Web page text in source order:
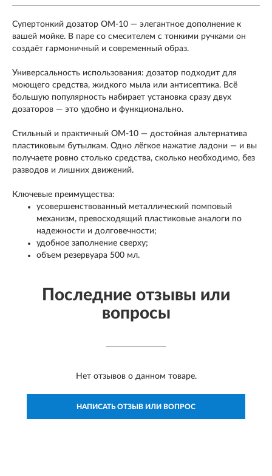
Супертонкий дозатор OM-10 — элегантное дополнение к
вашей мойке. В паре со смесителем с тонкими ручками он
создаёт гармоничный и современный образ.
Универсальность использования: дозатор подходит для
моющего средства, жидкого мыла или антисептика. Всё
большую популярность набирает установка сразу двух
дозаторов — это удобно и функционально.
Стильный и практичный OM-10 — достойная альтернатива
пластиковым бутылкам. Одно лёгкое нажатие ладони — и вы
получаете ровно столько средства, сколько необходимо, без
разводов и лишних движений.​​​​​​​​​​​​​​​​​​​​​
Ключевые преимущества:
усовершенствованный металлический помповый
механизм, превосходящий пластиковые аналоги по
надежности и долговечности;
удобное заполнение сверху;
объем резервуара 500 мл.
Последние отзывы или
вопросы
Нет отзывов о данном товаре.
НАПИСАТЬ ОТЗЫВ ИЛИ ВОПРОС